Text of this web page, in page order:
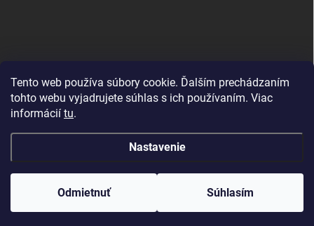
Tento web používa súbory cookie. Ďalším prechádzaním
tohto webu vyjadrujete súhlas s ich používaním. Viac
informácií tu.
Nastavenie
Odmietnuť Súhlasím
Nenašli ste čo ste hľadali? Máte záujem o inú značku? Skúste
navštíviť aj našu stránku Montclean.sk
Vytvoril Shoptet
Copyright 2026 karcher-montes.sk . Všetky práva vyhradené.